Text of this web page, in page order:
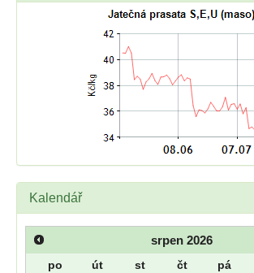
Kalendář
srpen 2026
po út st čt pá